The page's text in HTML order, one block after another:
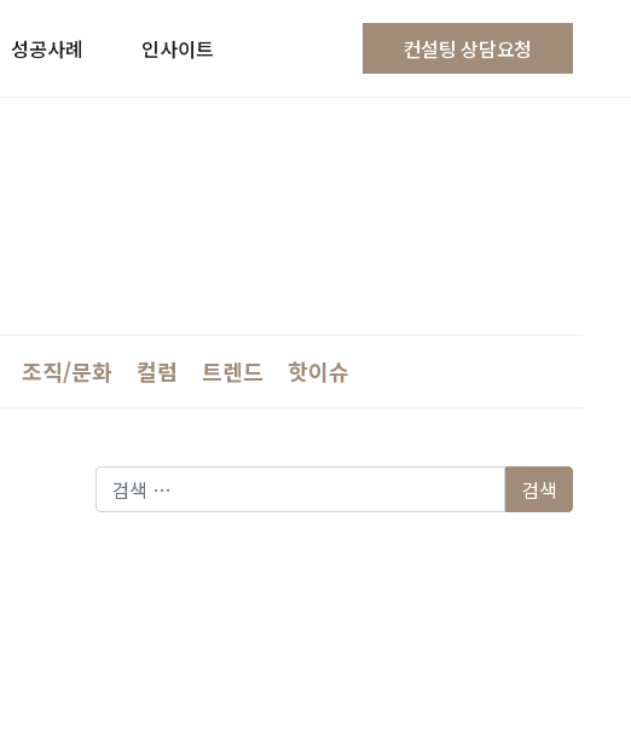
성공사례 인사이트 컨설팅 상담요청
조직/문화 컬럼 트렌드 핫이슈